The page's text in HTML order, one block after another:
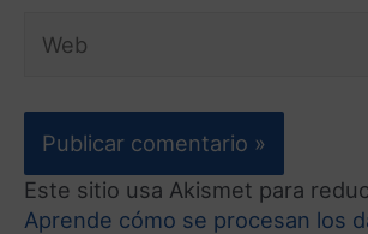
Este sitio usa Akismet para
Aprende cómo se procesan los